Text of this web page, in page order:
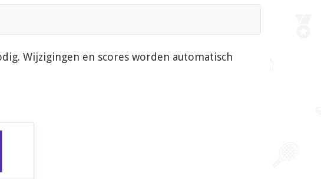
Wijzigingen en scores worden automatisch